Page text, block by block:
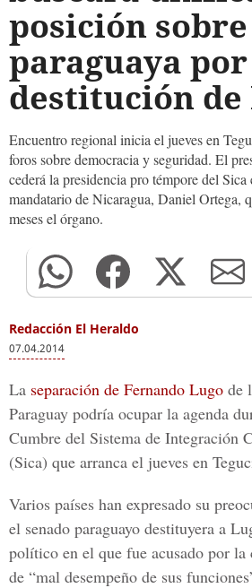
posición
paraguaya por
destitución de
Encuentro regional inicia el jueves en
foros sobre democracia y seguridad. El
cederá la presidencia pro témpore del
mandatario de Nicaragua, Daniel Ortega,
meses el órgano.
Redacción El Heraldo
07.04.2014
La separación de Fernando Lugo de
Paraguay podría ocupar la agenda
Cumbre del Sistema de Integración
(Sica) que arranca el jueves en
Varios países han expresado su
el senado paraguayo destituyera a
político en el que fue acusado por la
de “mal desempeño de sus